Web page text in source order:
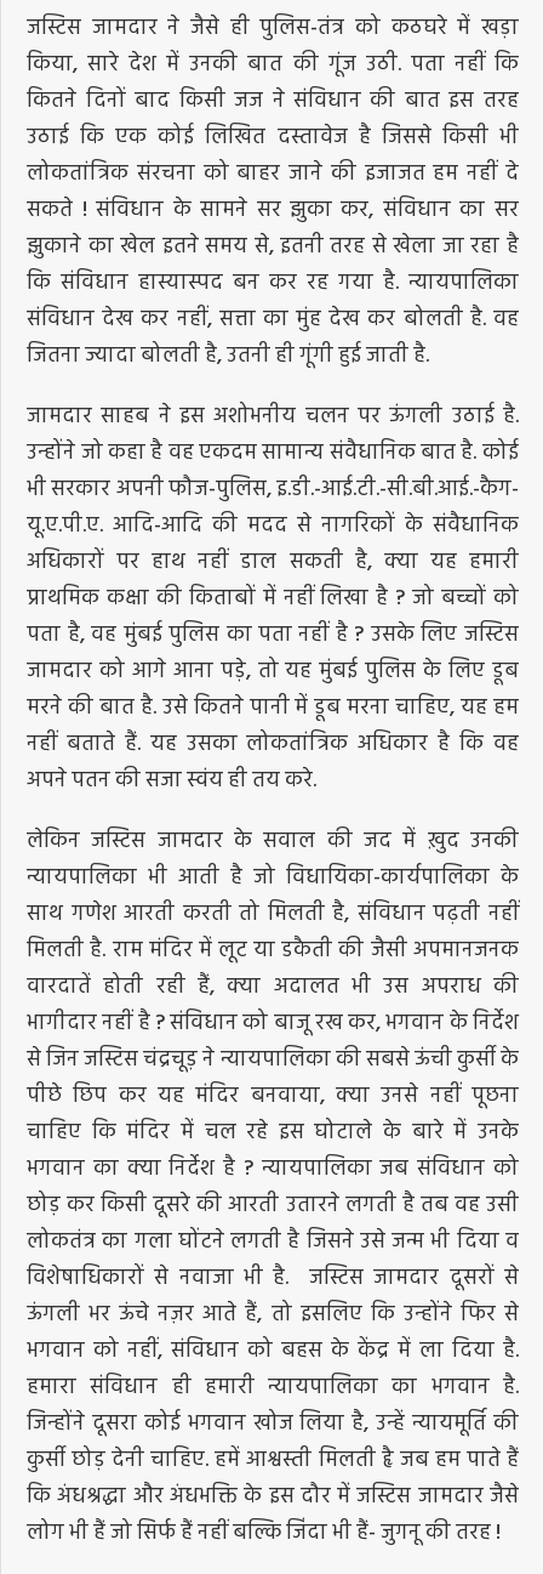
जस्टिस जामदार ने जैसे ही पुलिस-तंत्र को कठघरे में खड़ा
किया, सारे देश में उनकी बात की गूंज उठी. पता नहीं कि
कितने दिनों बाद किसी जज ने संविधान की बात इस तरह
उठाई कि एक कोई लिखित दस्तावेज है जिससे किसी भी
लोकतांत्रिक संरचना को बाहर जाने की इजाजत हम नहीं दे
सकते ! संविधान के सामने सर झुका कर, संविधान का सर
झुकाने का खेल इतने समय से, इतनी तरह से खेला जा रहा है
कि संविधान हास्यास्पद बन कर रह गया है. न्यायपालिका
संविधान देख कर नहीं, सत्ता का मुंह देख कर बोलती है. वह
जितना ज्यादा बोलती है, उतनी ही गूंगी हुई जाती है.
जामदार साहब ने इस अशोभनीय चलन पर ऊंगली उठाई है.
उन्होंने जो कहा है वह एकदम सामान्य संवैधानिक बात है. कोई
भी सरकार अपनी फौज-पुलिस, इ.डी.-आई.टी.-सी.बी.आई.-कैग-
यू.ए.पी.ए. आदि-आदि की मदद से नागरिकों के संवैधानिक
अधिकारों पर हाथ नहीं डाल सकती है, क्या यह हमारी
प्राथमिक कक्षा की किताबों में नहीं लिखा है ? जो बच्चों को
पता है, वह मुंबई पुलिस का पता नहीं है ? उसके लिए जस्टिस
जामदार को आगे आना पड़े, तो यह मुंबई पुलिस के लिए डूब
मरने की बात है. उसे कितने पानी में डूब मरना चाहिए, यह हम
नहीं बताते हैं. यह उसका लोकतांत्रिक अधिकार है कि वह
अपने पतन की सजा स्वंय ही तय करे.
लेकिन जस्टिस जामदार के सवाल की जद में ख़ुद उनकी
न्यायपालिका भी आती है जो विधायिका-कार्यपालिका के
साथ गणेश आरती करती तो मिलती है, संविधान पढ़ती नहीं
मिलती है. राम मंदिर में लूट या डकैती की जैसी अपमानजनक
वारदातें होती रही हैं, क्या अदालत भी उस अपराध की
भागीदार नहीं है ? संविधान को बाजू रख कर, भगवान के निर्देश
से जिन जस्टिस चंद्रचूड़ ने न्यायपालिका की सबसे ऊंची कुर्सी के
पीछे छिप कर यह मंदिर बनवाया, क्या उनसे नहीं पूछना
चाहिए कि मंदिर में चल रहे इस घोटाले के बारे में उनके
भगवान का क्या निर्देश है ? न्यायपालिका जब संविधान को
छोड़ कर किसी दूसरे की आरती उतारने लगती है तब वह उसी
लोकतंत्र का गला घोंटने लगती है जिसने उसे जन्म भी दिया व
विशेषाधिकारों से नवाजा भी है. जस्टिस जामदार दूसरों से
ऊंगली भर ऊंचे नज़र आते हैं, तो इसलिए कि उन्होंने फिर से
भगवान को नहीं, संविधान को बहस के केंद्र में ला दिया है.
हमारा संविधान ही हमारी न्यायपालिका का भगवान है.
जिन्होंने दूसरा कोई भगवान खोज लिया है, उन्हें न्यायमूर्ति की
कुर्सी छोड़ देनी चाहिए. हमें आश्वस्ती मिलती हृै जब हम पाते हैं
कि अंधश्रद्धा और अंधभक्ति के इस दौर में जस्टिस जामदार जैसे
लोग भी हैं जो सिर्फ हैं नहीं बल्कि जिंदा भी हैं- जुगनू की तरह !